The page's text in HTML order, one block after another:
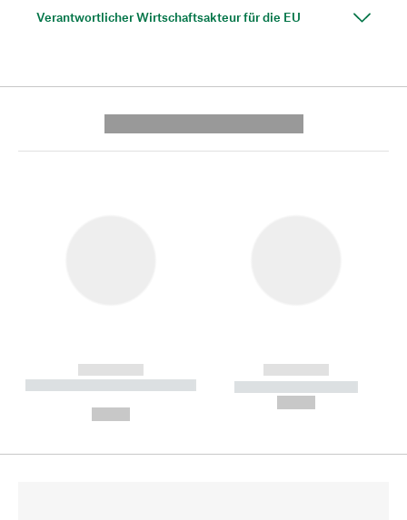
Verantwortlicher Wirtschaftsakteur für die EU
------------
----------- ----------- --------
------------
----------- -----------